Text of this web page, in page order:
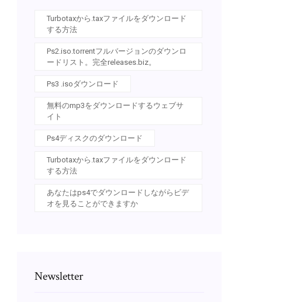
Turbotaxから.taxファイルをダウンロード
する方法
Ps2.iso.torrentフルバージョンのダウンロ
ードリスト。完全releases.biz。
Ps3 .isoダウンロード
無料のmp3をダウンロードするウェブサ
イト
Ps4ディスクのダウンロード
Turbotaxから.taxファイルをダウンロード
する方法
あなたはps4でダウンロードしながらビデ
オを見ることができますか
Newsletter